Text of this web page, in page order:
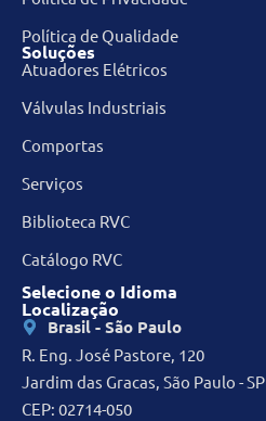
Política de Qualidade
Soluções
Atuadores Elétricos
Válvulas Industriais
Comportas
Serviços
Biblioteca RVC
Catálogo RVC
Selecione o Idioma
Localização
Brasil - São Paulo
R. Eng. José Pastore, 120
Jardim das Gracas, São Paulo - SP
CEP: 02714-050